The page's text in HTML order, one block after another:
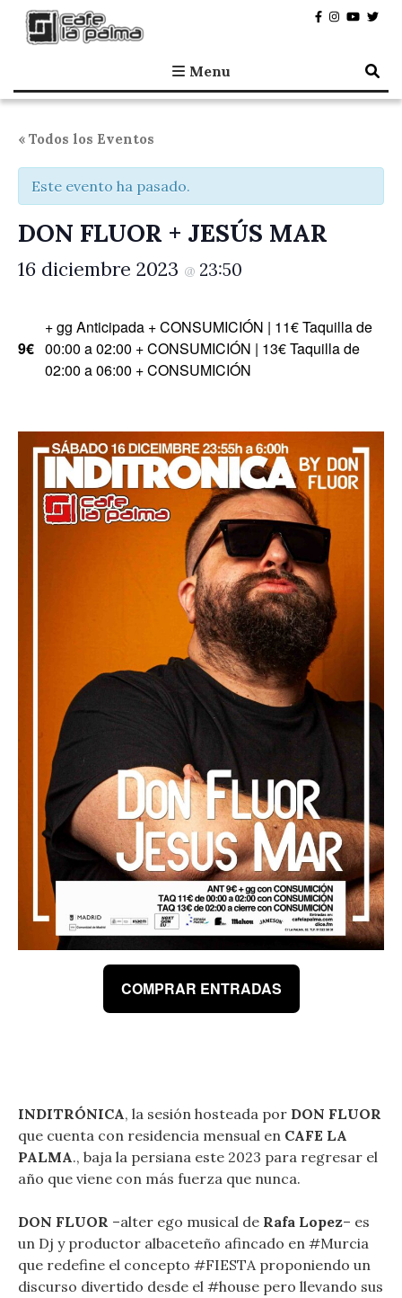
Café la Palma
Programando música en directo en Madrid, desde 1995.
Menu
« Todos los Eventos
Este evento ha pasado.
DON FLUOR + JESÚS MAR
16 diciembre 2023 @ 23:50
9€
+ gg Anticipada + CONSUMICIÓN | 11€ Taquilla de
00:00 a 02:00 + CONSUMICIÓN | 13€ Taquilla de
02:00 a 06:00 + CONSUMICIÓN
COMPRAR ENTRADAS
INDITRÓNICA, la sesión hosteada por DON FLUOR
que cuenta con residencia mensual en CAFE LA
PALMA., baja la persiana este 2023 para regresar el
año que viene con más fuerza que nunca.
DON FLUOR –alter ego musical de Rafa Lopez– es
un Dj y productor albaceteño afincado en #Murcia
que redefine el concepto #FIESTA proponiendo un
discurso divertido desde el #house pero llevando sus